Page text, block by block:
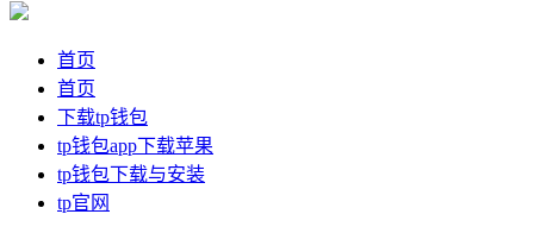
首页
首页
下载tp钱包
tp钱包app下载苹果
tp钱包下载与安装
tp官网